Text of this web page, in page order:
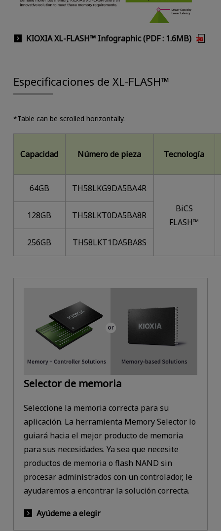
KIOXIA XL-FLASH™ Infographic (PDF : 1.6MB)
Especificaciones de XL-FLASH™
*Table can be scrolled horizontally.
Capacidad Número de pieza Tecnología
64GB
TH58LKG9DA5BA4R
BiCS
FLASH™
128GB TH58LKT0DA5BA8R
256GB TH58LKT1DA5BA8S
Selector de memoria
Seleccione la memoria correcta para su
aplicación. La herramienta Memory Selector lo
guiará hacia el mejor producto de memoria
para sus necesidades. Ya sea que necesite
productos de memoria o flash NAND sin
procesar administrados con un controlador, le
ayudaremos a encontrar la solución correcta.
Ayúdeme a elegir